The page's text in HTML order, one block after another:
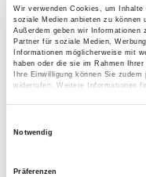
Wir verwenden Cookies, um
soziale Medien anbieten zu können
Außerdem geben wir Informationen
Partner für soziale Medien,
Informationen möglicherweise mit
haben oder die sie im Rahmen
Ihre Einwilligung können Sie
widerrufen. Weitere Informationen
Notwendig
Präferenzen
Die
Backform oder
Wasser
Die Crème
60 Minuten
darauf achten,
sonst die Crème